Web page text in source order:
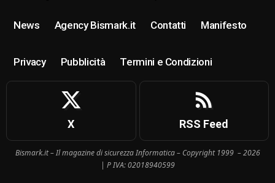
News Agency Bismark.it Contatti Manifesto
Privacy Pubblicità Termini e Condizioni
X RSS Feed
Bismark.it – Il magazine di sicurezza Informatica – Copyright 1999 – 2026
| P IVA: 02018940599